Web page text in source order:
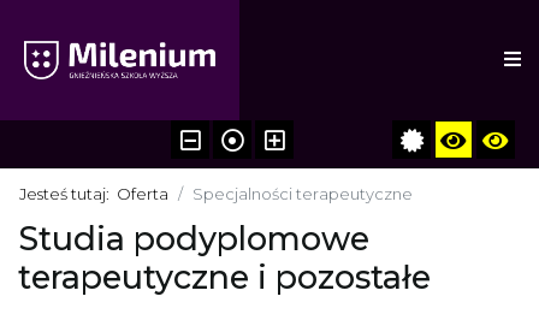
Jesteś tutaj: Oferta Specjalności terapeutyczne
Studia podyplomowe
terapeutyczne i pozostałe